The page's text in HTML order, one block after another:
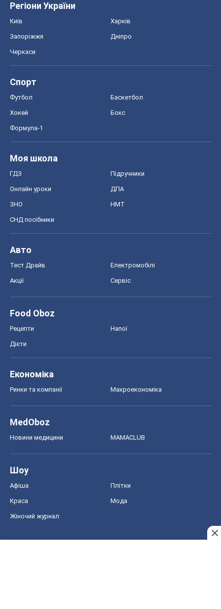
Регіони України
Київ Харків
Запоріжжя Дніпро
Черкаси
Спорт
Футбол Баскетбол
Хокей Бокс
Формула-1
Моя школа
ГДЗ Підручники
Онлайн уроки ДПА
ЗНО НМТ
СНД посібники
Авто
Тест Драйв Електромобілі
Акції Сервіс
Food Oboz
Рецепти Напої
Дієти
Економіка
Ринки та компанії Макроекономіка
MedOboz
Новини медицини MAMACLUB
Шоу
Афіша Плітки
Краса Мода
Жіночий журнал